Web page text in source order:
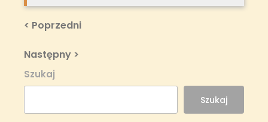
Nawigacja
Previous
< Poprzedni
Next
Post
Następny >
Szukaj
Szukaj